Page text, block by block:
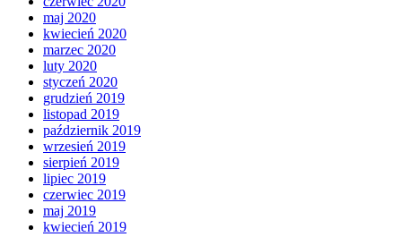
maj 2020
kwiecień 2020
marzec 2020
luty 2020
styczeń 2020
grudzień 2019
listopad 2019
październik 2019
wrzesień 2019
sierpień 2019
lipiec 2019
czerwiec 2019
maj 2019
kwiecień 2019